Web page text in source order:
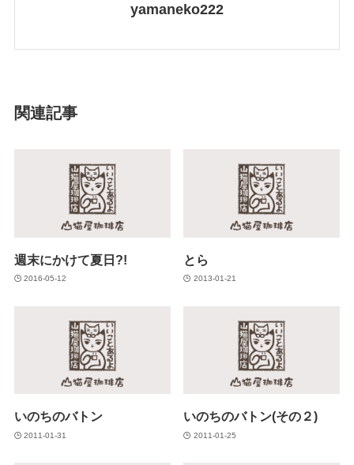
yamaneko222
関連記事
週末にかけて夏日?!
2016-05-12
とら
2013-01-21
いのちのバトン
2011-01-31
いのちのバトン(その２)
2011-01-25